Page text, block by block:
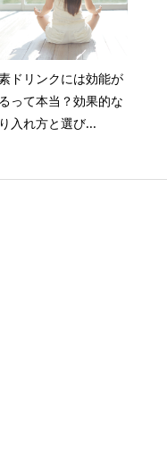
ドリンクには効能が
って本当？効果的な
入れ方と選び...